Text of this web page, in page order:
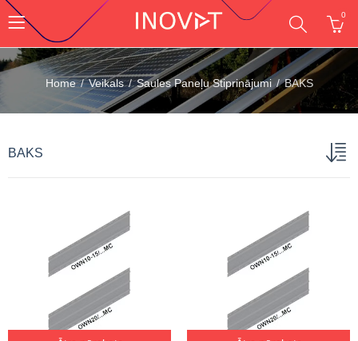
0
Home Veikals Saules Paneļu Stiprinājumi BAKS
BAKS